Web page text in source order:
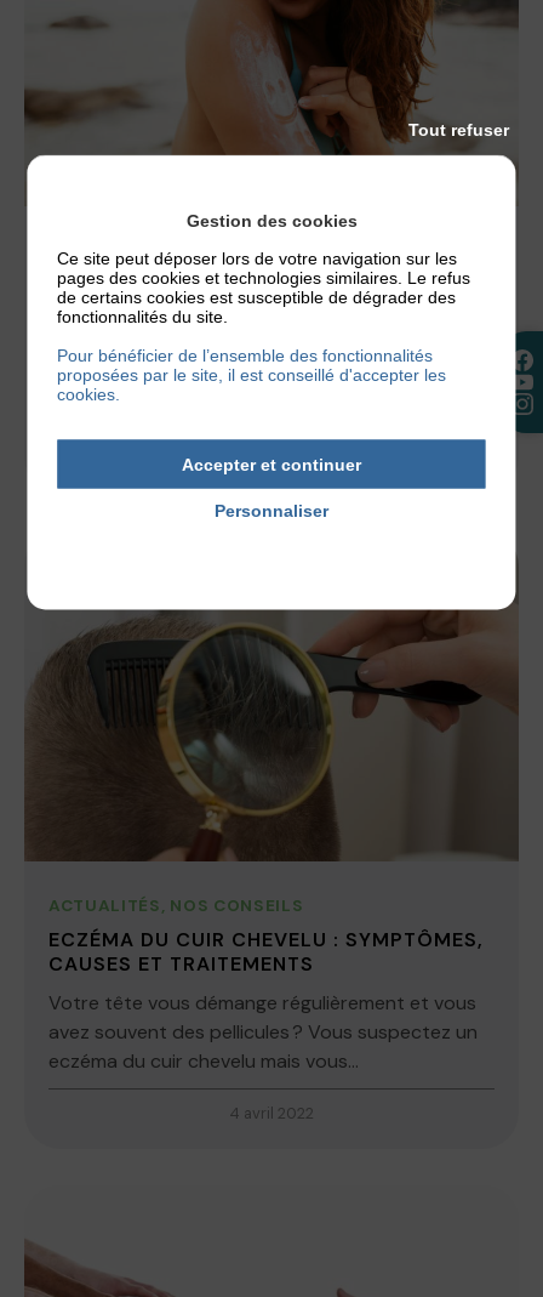
ACTUALITÉS,NOS CONSEILS
LE SOLEIL EST-IL BON POUR LA
DERMATITE ATOPIQUE ?
Les premiers rayons de soleil arrivent et la
question revient chaque année : le soleil va-t-il
aggraver mon eczéma, ou vais-je...
5 juin 2026
ACTUALITÉS, NOS CONSEILS
ECZÉMA DU CUIR CHEVELU : SYMPTÔMES,
CAUSES ET TRAITEMENTS
Votre tête vous démange régulièrement et vous
avez souvent des pellicules ? Vous suspectez un
eczéma du cuir chevelu mais vous...
4 avril 2022
Gestion des cookies
Ce site peut déposer lors de votre navigation sur les
pages des cookies et technologies similaires. Le refus
de certains cookies est susceptible de dégrader des
fonctionnalités du site.
Pour bénéficier de l’ensemble des fonctionnalités
proposées par le site, il est conseillé d'accepter les
cookies.
Accepter et continuer
Tout refuser
Personnaliser